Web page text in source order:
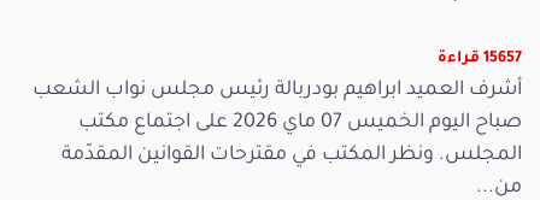
15657 قراءة
أشرف العميد ابراهيم بودربالة رئيس مجلس نواب الشعب
صباح اليوم الخميس 07 ماي 2026 على اجتماع مكتب
المجلس. ونظر المكتب في مقترحات القوانين المقدّمة
من...